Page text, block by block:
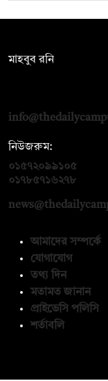
মাহবুব রনি
নিউজরুম:
০১৫৭২০৯৯১০৫
০১৭৮৫৭১৬২৭৮
আমাদের সম্পর্কে
যোগাযোগ
তথ্য দিন
মতামত জানান
প্রাইভেসি পলিসি
শর্তাবলি